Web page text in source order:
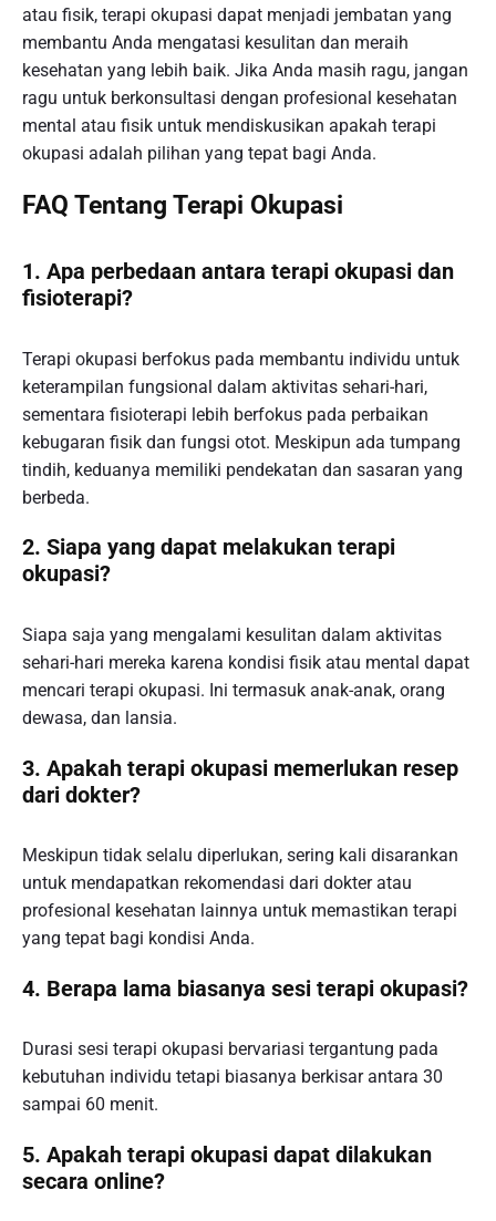
atau fisik, terapi okupasi dapat menjadi jembatan yang
membantu Anda mengatasi kesulitan dan meraih
kesehatan yang lebih baik. Jika Anda masih ragu, jangan
ragu untuk berkonsultasi dengan profesional kesehatan
mental atau fisik untuk mendiskusikan apakah terapi
okupasi adalah pilihan yang tepat bagi Anda.
FAQ Tentang Terapi Okupasi
1. Apa perbedaan antara terapi okupasi dan
fisioterapi?
Terapi okupasi berfokus pada membantu individu untuk
keterampilan fungsional dalam aktivitas sehari-hari,
sementara fisioterapi lebih berfokus pada perbaikan
kebugaran fisik dan fungsi otot. Meskipun ada tumpang
tindih, keduanya memiliki pendekatan dan sasaran yang
berbeda.
2. Siapa yang dapat melakukan terapi
okupasi?
Siapa saja yang mengalami kesulitan dalam aktivitas
sehari-hari mereka karena kondisi fisik atau mental dapat
mencari terapi okupasi. Ini termasuk anak-anak, orang
dewasa, dan lansia.
3. Apakah terapi okupasi memerlukan resep
dari dokter?
Meskipun tidak selalu diperlukan, sering kali disarankan
untuk mendapatkan rekomendasi dari dokter atau
profesional kesehatan lainnya untuk memastikan terapi
yang tepat bagi kondisi Anda.
4. Berapa lama biasanya sesi terapi okupasi?
Durasi sesi terapi okupasi bervariasi tergantung pada
kebutuhan individu tetapi biasanya berkisar antara 30
sampai 60 menit.
5. Apakah terapi okupasi dapat dilakukan
secara online?